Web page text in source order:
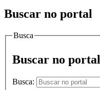
Buscar no portal
Busca
Buscar no portal
Busca: